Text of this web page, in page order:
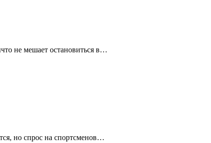
не мешает остановиться в…
но спрос на спортсменов…